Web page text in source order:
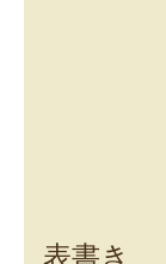
表書き